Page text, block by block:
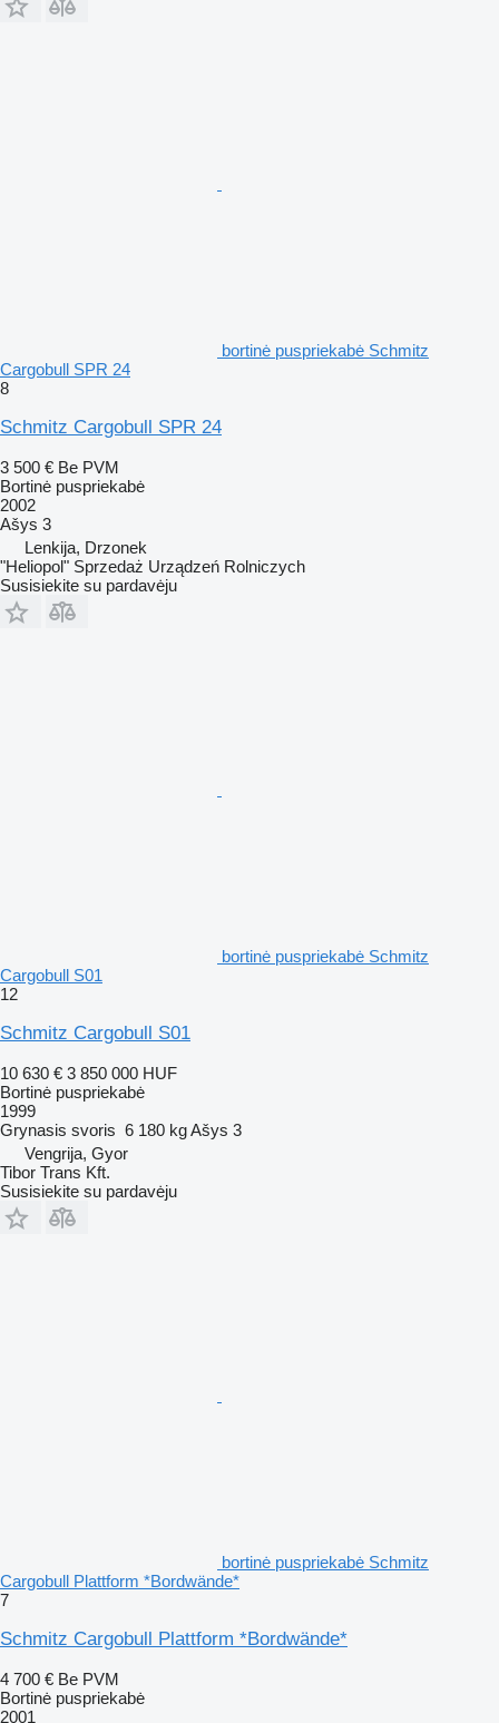
bortinė puspriekabė Schmitz
Cargobull SPR 24
8
Schmitz Cargobull SPR 24
3 500 € Be PVM
Bortinė puspriekabė
2002
Ašys 3
Lenkija, Drzonek
"Heliopol" Sprzedaż Urządzeń Rolniczych
Susisiekite su pardavėju
bortinė puspriekabė Schmitz
Cargobull S01
12
Schmitz Cargobull S01
10 630 € 3 850 000 HUF
Bortinė puspriekabė
1999
Grynasis svoris 6 180 kgAšys 3
Vengrija, Gyor
Tibor Trans Kft.
Susisiekite su pardavėju
bortinė puspriekabė Schmitz
Cargobull Plattform *Bordwände*
7
Schmitz Cargobull Plattform *Bordwände*
4 700 € Be PVM
Bortinė puspriekabė
2001